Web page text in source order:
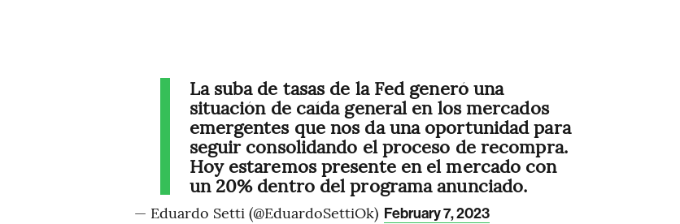
La suba de tasas de la Fed generó una
situación de caída general en los mercados
emergentes que nos da una oportunidad para
seguir consolidando el proceso de recompra.
Hoy estaremos presente en el mercado con
un 20% dentro del programa anunciado.
— Eduardo Setti (@EduardoSettiOk) February 7, 2023